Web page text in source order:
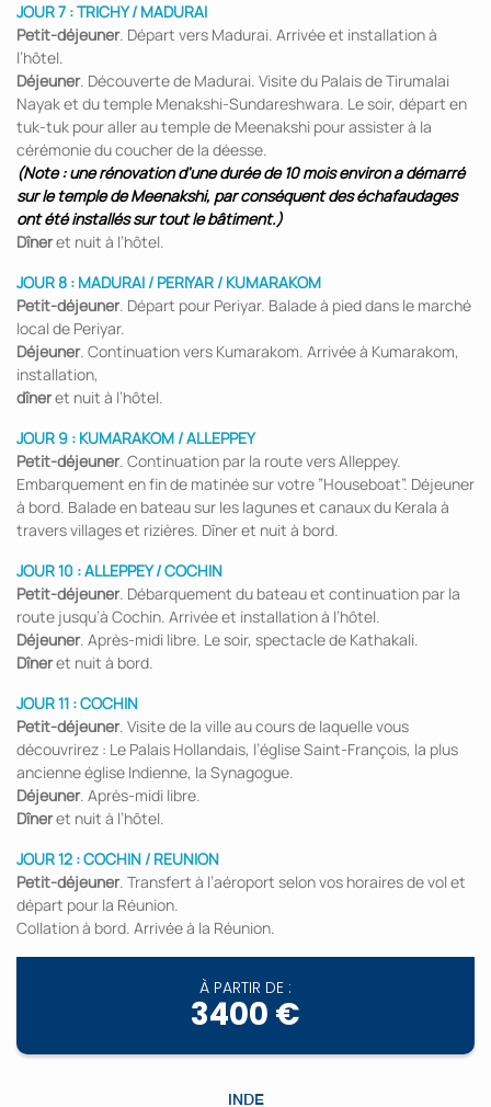
JOUR 7 : TRICHY / MADURAI
Petit-déjeuner. Départ vers Madurai. Arrivée et installation à
l’hôtel.
Déjeuner. Découverte de Madurai. Visite du Palais de Tirumalai
Nayak et du temple Menakshi-Sundareshwara. Le soir, départ en
tuk-tuk pour aller au temple de Meenakshi pour assister à la
cérémonie du coucher de la déesse.
(Note : une rénovation d'une durée de 10 mois environ a démarré
sur le temple de Meenakshi, par conséquent des échafaudages
ont été installés sur tout le bâtiment.)
Dîneret nuit à l’hôtel.
JOUR 8 : MADURAI / PERIYAR / KUMARAKOM
Petit-déjeuner. Départ pour Periyar. Balade à pied dans le marché
local de Periyar.
Déjeuner. Continuation vers Kumarakom. Arrivée à Kumarakom,
installation,
dîneret nuit à l’hôtel.
JOUR 9 : KUMARAKOM / ALLEPPEY
Petit-déjeuner. Continuation par la route vers Alleppey.
Embarquement en fin de matinée sur votre ”Houseboat”. Déjeuner
à bord. Balade en bateau sur les lagunes et canaux du Kerala à
travers villages et rizières. Dîner et nuit à bord.
JOUR 10 : ALLEPPEY / COCHIN
Petit-déjeuner. Débarquement du bateau et continuation par la
route jusqu’à Cochin. Arrivée et installation à l’hôtel.
Déjeuner. Après-midi libre. Le soir, spectacle de Kathakali.
Dîneret nuit à bord.
JOUR 11 : COCHIN
Petit-déjeuner. Visite de la ville au cours de laquelle vous
découvrirez : Le Palais Hollandais, l’église Saint-François, la plus
ancienne église Indienne, la Synagogue.
Déjeuner. Après-midi libre.
Dîneret nuit à l’hôtel.
JOUR 12 : COCHIN / REUNION
Petit-déjeuner. Transfert à l’aéroport selon vos horaires de vol et
départ pour la Réunion.
Collation à bord. Arrivée à la Réunion.
À PARTIR DE :
3400 €
INDE